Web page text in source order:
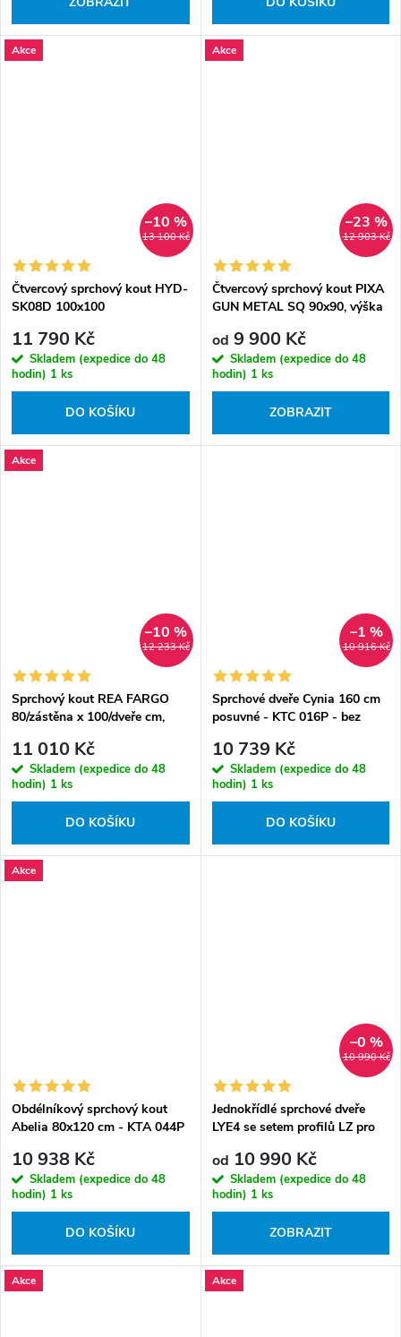
Akce
13 100 Kč
–10 %
Čtvercový sprchový kout HYD-
SK08D 100x100
vaničky
11 790 Kč
Skladem (expedice do 48
hodin) 1 ks
DO KOŠÍKU
Akce
12 903 Kč
–23 %
Čtvercový sprchový kout PIXA
GUN METAL SQ 90x90, výška
od 9 900 Kč
Skladem (expedice do 48
hodin) 1 ks
ZOBRAZIT
Akce
12 233 Kč
–10 %
Sprchový kout REA FARGO
80/zástěna x 100/dveře cm,
11 010 Kč
Skladem (expedice do 48
hodin) 1 ks
DO KOŠÍKU
10 916 Kč
–1 %
Sprchové dveře Cynia 160 cm
posuvné - KTC 016P - bez
10 739 Kč
Skladem (expedice do 48
hodin) 1 ks
DO KOŠÍKU
Akce
Obdélníkový sprchový kout
Abelia 80x120 cm - KTA 044P
10 938 Kč
Skladem (expedice do 48
hodin) 1 ks
DO KOŠÍKU
10 990 Kč
–0 %
Jednokřídlé sprchové dveře
LYE4 se setem profilů LZ pro
od 10 990 Kč
Skladem (expedice do 48
hodin) 1 ks
ZOBRAZIT
Akce Akce